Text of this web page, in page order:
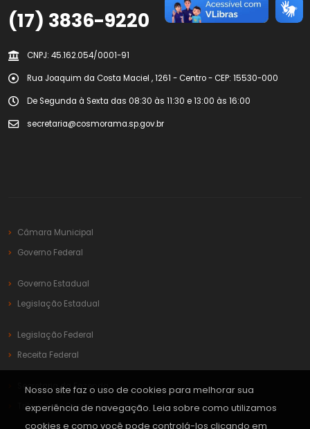
(17) 3836-9220
CNPJ: 45.162.054/0001-91
Rua Joaquim da Costa Maciel , 1261 - Centro - CEP: 15530-000
De Segunda à Sexta das 08:30 às 11:30 e 13:00 às 16:00
secretaria@cosmorama.sp.gov.br
Câmara Municipal
Governo Federal
Governo Estadual
Legislação Estadual
Legislação Federal
Receita Federal
Secretaria da Fazenda
Tribunal de Contas do Estado
Nosso site faz o uso de cookies para melhorar sua
experiência de navegação. Leia sobre como utilizamos
cookies e como você pode controlá-los clicando em